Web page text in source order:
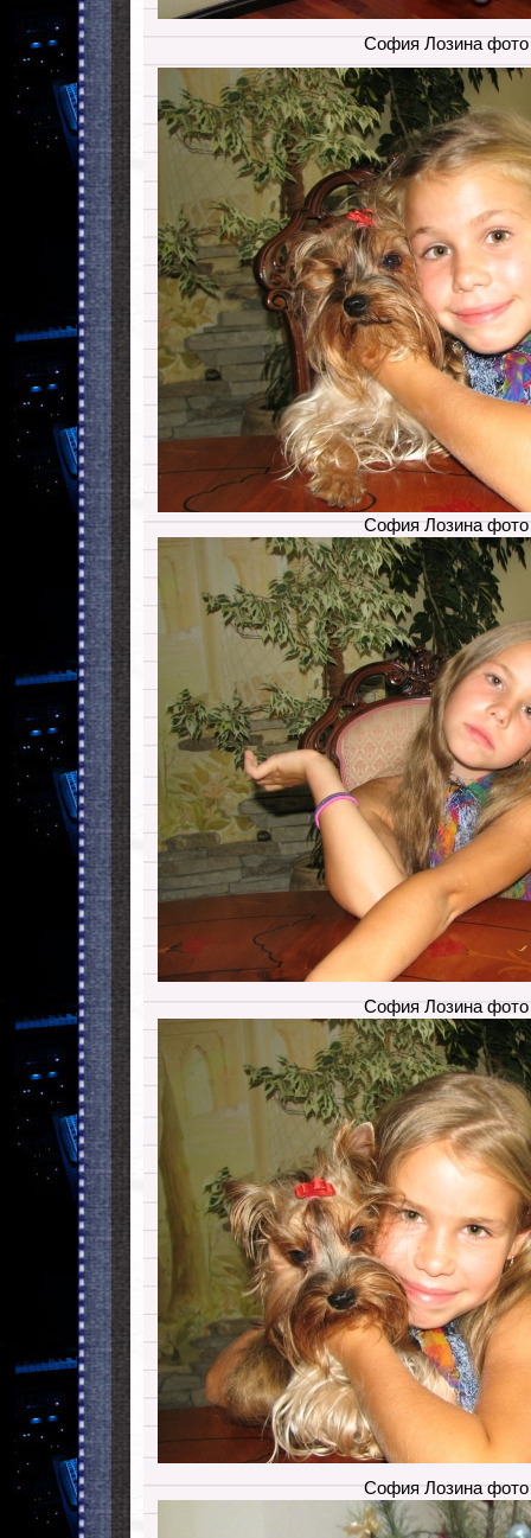
София Лозина фото
София Лозина фото
София Лозина фото
София Лозина фото